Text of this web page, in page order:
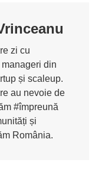
zi cu
din
și scaleup.
au nevoie de
#împreună
și
România.